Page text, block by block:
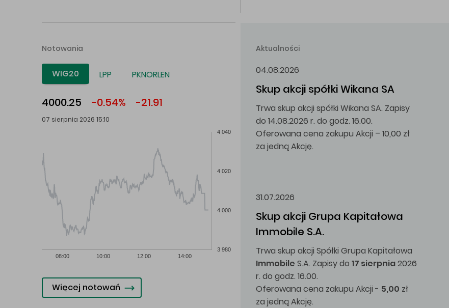
Notowania
WIG20 LPP PKNORLEN
4000.25 -0.54% -21.91
07 sierpnia 2026 15:10
08:00 10:00 12:00 14:00
3 980
4 000
4 020
4 040
Więcej notowań
Aktualności
04.08.2026
Skup akcji spółki Wikana SA
Trwa skup akcji spółki Wikana SA. Zapisy
do 14.08.2026 r. do godz. 16.00.
Oferowana cena zakupu Akcji – 10,00 zł
za jedną Akcję.
31.07.2026
Skup akcji Grupa Kapitałowa
Immobile S.A.
Trwa skup akcji Spółki Grupa Kapitałowa
Immobile S.A. Zapisy do 17 sierpnia2026
r. do godz. 16.00.
Oferowana cena zakupu Akcji - 5,00 zł
za jedną Akcję.